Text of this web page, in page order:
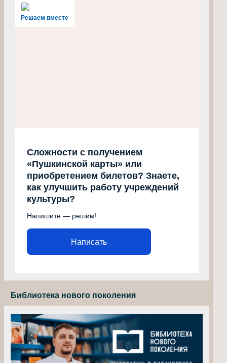
Решаем вместе
Сложности с получением
«Пушкинской карты» или
приобретением билетов? Знаете,
как улучшить работу учреждений
культуры?
Напишите — решим!
Написать
Библиотека нового поколения